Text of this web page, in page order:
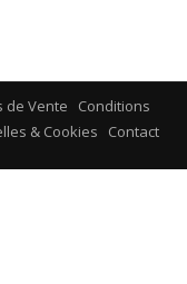
de Vente
Conditions
& Cookies Contact